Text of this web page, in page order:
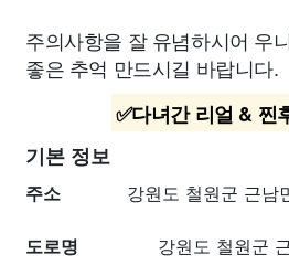
주의사항을 잘 유념하시어 우
좋은 추억 만드시길 바랍니다.
✅다녀간 리얼 & 찐
기본 정보
주소
강원도 철원군 근남
도로명 강원도 철원군